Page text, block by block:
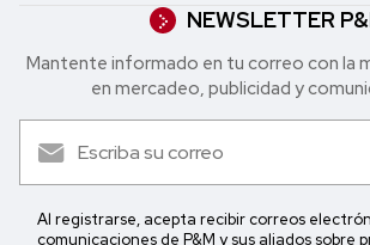
NEWSLETTER
Mantente informado en tu correo con la
en mercadeo, publicidad y
Al registrarse, acepta recibir correos
comunicaciones de P&M y sus aliados sobre